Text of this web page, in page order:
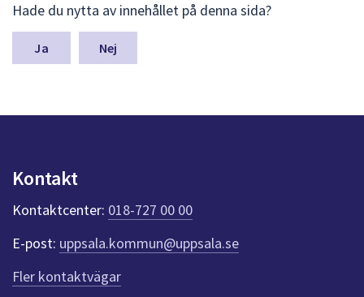
ä
m
a
n
k
t
e
r
f
ö
r
Hade du nytta av innehållet på denna sida?
Nej
Kontakt
Kontaktcenter: 018-727 00 00
E-post: uppsala.kommun@uppsala.se
Fler kontaktvägar